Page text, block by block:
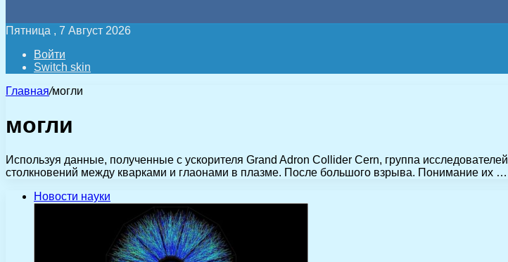
Пятница , 7 Август 2026
Войти
Switch skin
Главная/могли
могли
Используя данные, полученные с ускорителя Grand Adron Collider Cern, группа
столкновений между кварками и глаонами в плазме. После большого взрыва. Понимание их …
Новости науки